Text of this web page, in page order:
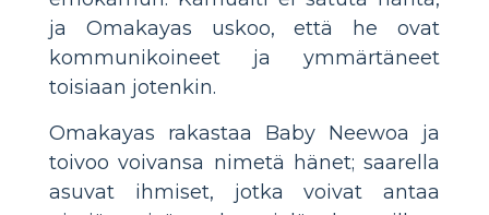
ja Omakayas uskoo, että he ovat
kommunikoineet ja ymmärtäneet
toisiaan jotenkin.
Omakayas rakastaa Baby Neewoa ja
toivoo voivansa nimetä hänet; saarella
asuvat ihmiset, jotka voivat antaa